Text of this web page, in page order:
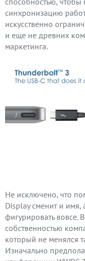
синхронизацию
искусственно
и еще не древних
маркетинга.
Не исключено, что
Display сменит и
фигурировать вовсе.
собственностью
который не менялся
Изначально